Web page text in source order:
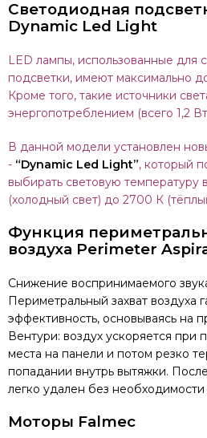
Светодиодная
Dynamic Led Light
LED лампы, использованные для
подсветки, имеют максимально
Кроме того, такие источники
энергопотреблением (всего 1,2
В данной модели установлен
- “Dynamic Led Light”, который
выбирать световую температуру
(холодный свет) до 2700 К
Функция
воздуха Perimeter
Снижение воспринимаемого
Периметральный захват воздуха
эффективность, основываясь на
Вентури: воздух ускоряется при
места на панели и потом резко
попадании внутрь вытяжки.
легко удален без
Моторы Falmec